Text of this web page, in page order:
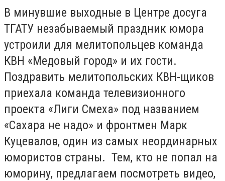
В минувшие выходные в Центре досуга
ТГАТУ незабываемый праздник юмора
устроили для мелитопольцев команда
КВН «Медовый город» и их гости.
Поздравить мелитопольских КВН-щиков
приехала команда телевизионного
проекта «Лиги Смеха» под названием
«Сахара не надо» и фронтмен Марк
Куцевалов, один из самых неординарных
юмористов страны. Тем, кто не попал на
юморину, предлагаем посмотреть видео,